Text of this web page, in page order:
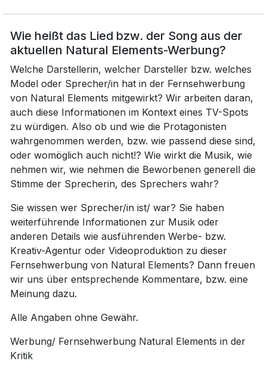
Wie heißt das Lied bzw. der Song aus der
aktuellen Natural Elements-Werbung?
Welche Darstellerin, welcher Darsteller bzw. welches
Model oder Sprecher/in hat in der Fernsehwerbung
von Natural Elements mitgewirkt? Wir arbeiten daran,
auch diese Informationen im Kontext eines TV-Spots
zu würdigen. Also ob und wie die Protagonisten
wahrgenommen werden, bzw. wie passend diese sind,
oder womöglich auch nicht!? Wie wirkt die Musik, wie
nehmen wir, wie nehmen die Beworbenen generell die
Stimme der Sprecherin, des Sprechers wahr?
Sie wissen wer Sprecher/in ist/ war? Sie haben
weiterführende Informationen zur Musik oder
anderen Details wie ausführenden Werbe- bzw.
Kreativ-Agentur oder Videoproduktion zu dieser
Fernsehwerbung von Natural Elements? Dann freuen
wir uns über entsprechende Kommentare, bzw. eine
Meinung dazu.
Alle Angaben ohne Gewähr.
Werbung/ Fernsehwerbung Natural Elements in der
Kritik